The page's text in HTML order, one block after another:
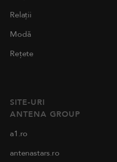
Relații
Modă
Rețete
SITE-URI
ANTENA GROUP
a1.ro
antenastars.ro